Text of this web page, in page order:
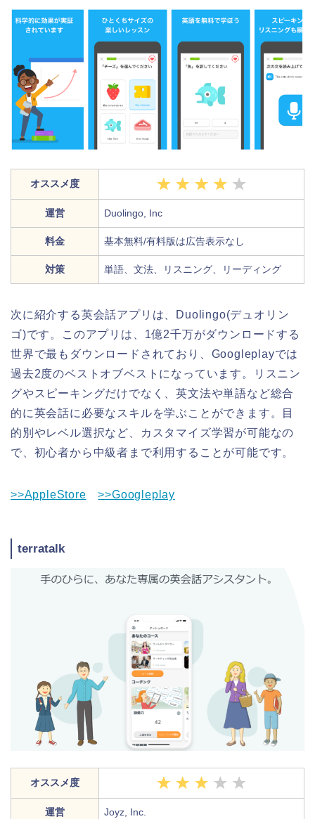
オススメ度
運営 Duolingo, Inc
料金 基本無料/有料版は広告表示なし
対策 単語、文法、リスニング、リーディング
次に紹介する英会話アプリは、Duolingo(デュオリン
ゴ)です。このアプリは、1億2千万がダウンロードする
世界で最もダウンロードされており、Googleplayでは
過去2度のベストオブベストになっています。リスニン
グやスピーキングだけでなく、英文法や単語など総合
的に英会話に必要なスキルを学ぶことができます。目
的別やレベル選択など、カスタマイズ学習が可能なの
で、初心者から中級者まで利用することが可能です。
>>AppleStore >>Googleplay
terratalk
オススメ度
運営 Joyz, Inc.